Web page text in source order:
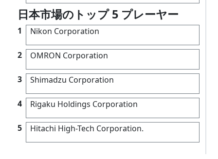
日本市場のトップ 5 プレーヤー
1 Nikon Corporation
2 OMRON Corporation
3 Shimadzu Corporation
4 Rigaku Holdings Corporation
5 Hitachi High-Tech Corporation.